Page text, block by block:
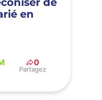
en
0
Partagez